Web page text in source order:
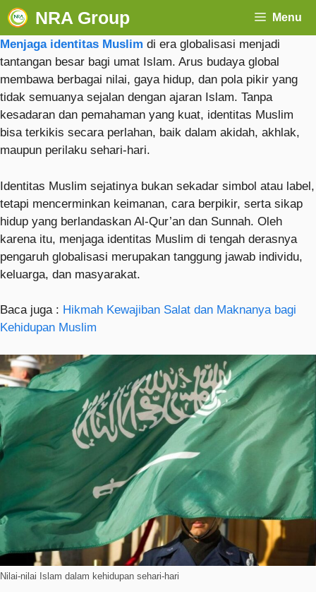
NRA Group Menu
Menjaga identitas Muslim di era globalisasi menjadi
tantangan besar bagi umat Islam. Arus budaya global
membawa berbagai nilai, gaya hidup, dan pola pikir yang
tidak semuanya sejalan dengan ajaran Islam. Tanpa
kesadaran dan pemahaman yang kuat, identitas Muslim
bisa terkikis secara perlahan, baik dalam akidah, akhlak,
maupun perilaku sehari-hari.
Identitas Muslim sejatinya bukan sekadar simbol atau label,
tetapi mencerminkan keimanan, cara berpikir, serta sikap
hidup yang berlandaskan Al-Qur’an dan Sunnah. Oleh
karena itu, menjaga identitas Muslim di tengah derasnya
pengaruh globalisasi merupakan tanggung jawab individu,
keluarga, dan masyarakat.
Baca juga : Hikmah Kewajiban Salat dan Maknanya bagi
Kehidupan Muslim
Nilai-nilai Islam dalam kehidupan sehari-hari